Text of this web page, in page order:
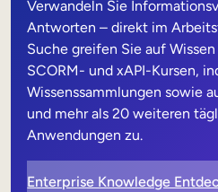
Verwandeln Sie
Antworten – direkt im
Suche greifen Sie auf
SCORM- und xAPI-Kursen,
Wissenssammlungen sowie
und mehr als 20 weiteren
Anwendungen zu.
Enterprise Knowledge